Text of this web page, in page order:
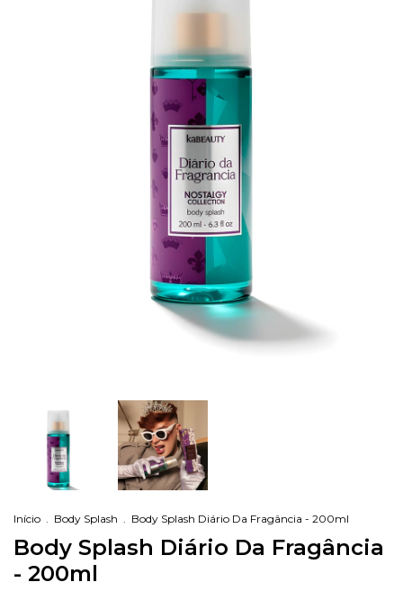
Início . Body Splash . Body Splash Diário Da Fragância - 200ml
Body Splash Diário Da Fragância
- 200ml